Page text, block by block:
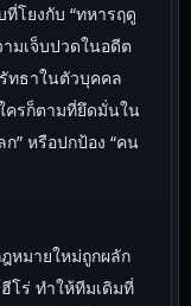
โยงกับ “ทหารฤดู
มเจ็บปวดในอดีต
ทธาในตัวบุคคล
ครก็ตามที่ยึดมั่นใน
” หรือปกป้อง “คน
หมายใหม่ถูกผลัก
โร่ ทำให้ทีมเดิมที่